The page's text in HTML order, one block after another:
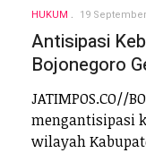
HUKUM 19
Antisipasi
Bojonegoro
JATIMPOS.CO//
mengantisipasi
wilayah